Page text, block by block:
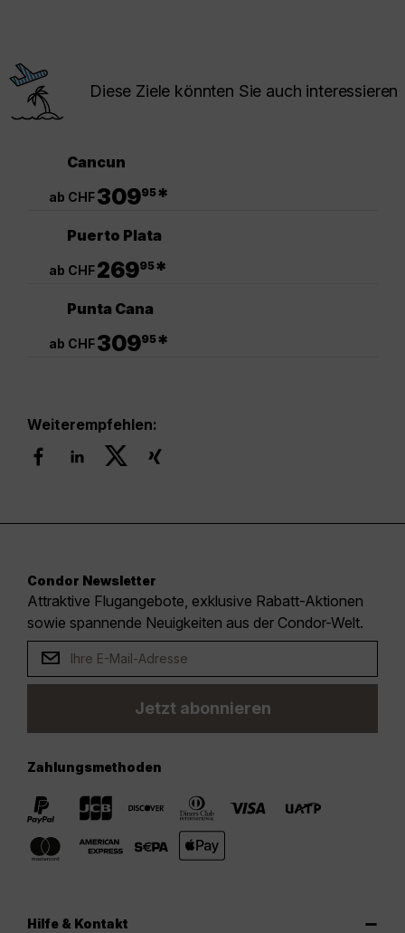
Diese Ziele könnten Sie auch interessieren
Cancun
ab CHF30995*
Puerto Plata
ab CHF26995*
Punta Cana
ab CHF30995*
Weiterempfehlen:
Condor Newsletter
Attraktive Flugangebote, exklusive Rabatt-Aktionen
sowie spannende Neuigkeiten aus der Condor-Welt.
Jetzt abonnieren
Zahlungsmethoden
Hilfe & Kontakt